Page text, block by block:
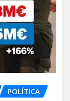
POLÍTICA